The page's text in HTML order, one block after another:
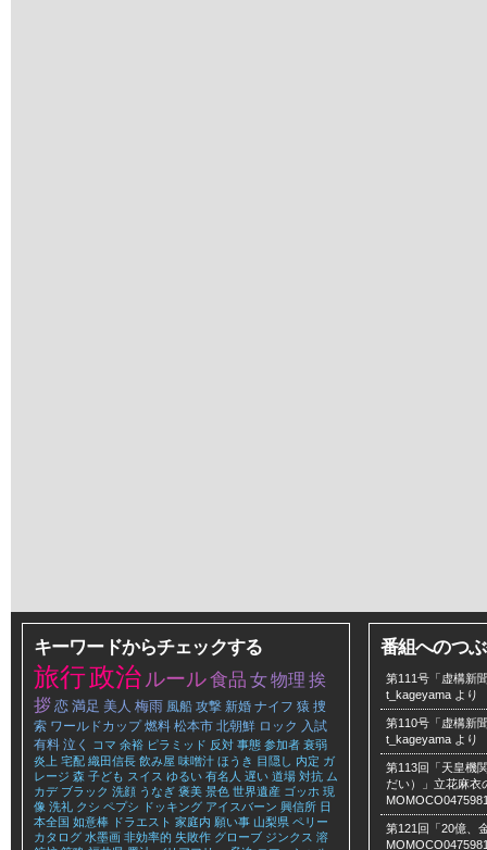
キーワードからチェックする
旅行政治 ルール食品 女物理 挨
拶 恋 満足 美人 梅雨 風船 攻撃 新婚 ナイフ 猿 捜
索 ワールドカップ 燃料 松本市 北朝鮮 ロック 入試
有料 泣く コマ 余裕 ピラミッド 反対 事態 参加者 衰弱
炎上 宅配 織田信長 飲み屋 味噌汁 ほうき 目隠し 内定 ガ
レージ 森 子ども スイス ゆるい 有名人 遅い 道場 対抗 ム
カデ ブラック 洗顔 うなぎ 褒美 景色 世界遺産 ゴッホ 現
像 洗礼 クシ ペプシ ドッキング アイスバーン 興信所 日
本全国 如意棒 ドラエスト 家庭内 願い事 山梨県 ペリー
カタログ 水墨画 非効率的 失敗作 グローブ ジンクス 溶
番組へのつ
第111号「虚構新
t_kageyama より
第110号「虚構新
t_kageyama より
第113回「天皇機
だい）」立花麻衣
第121回「20億、